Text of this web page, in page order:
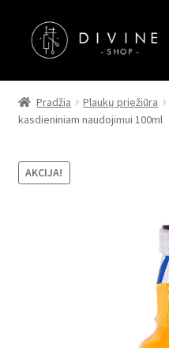
Pereiti
prie
Pereiti
prie
Pagrindinis
Parduotuvė
Kontaktai
Pradžia Plaukų priežiūra
kasdieniniam naudojimui 100ml
AKCIJA!